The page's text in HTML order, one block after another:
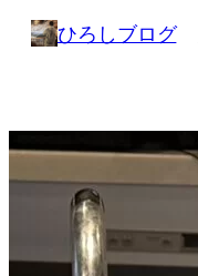
キ
ッ
プ
ひろしブログ